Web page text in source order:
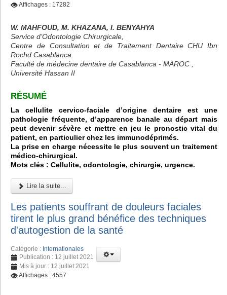
Affichages : 17282
W. MAHFOUD, M. KHAZANA, I. BENYAHYA
Service d’Odontologie Chirurgicale,
Centre de Consultation et de Traitement Dentaire CHU Ibn
Rochd Casablanca.
Faculté de médecine dentaire de Casablanca - MAROC ,
Université Hassan II
RÉSUMÉ
La cellulite cervico-faciale d’origine dentaire est une
pathologie fréquente, d’apparence banale au départ mais
peut devenir sévère et mettre en jeu le pronostic vital du
patient, en particulier chez les immunodéprimés.
La prise en charge nécessite le plus souvent un traitement
médico-chirurgical.
Mots clés : Cellulite, odontologie, chirurgie, urgence.
Lire la suite...
Les patients souffrant de douleurs faciales
tirent le plus grand bénéfice des techniques
d'autogestion de la santé
Catégorie : Internationales
Publication : 12 juillet 2021
Mis à jour : 12 juillet 2021
Affichages : 4557